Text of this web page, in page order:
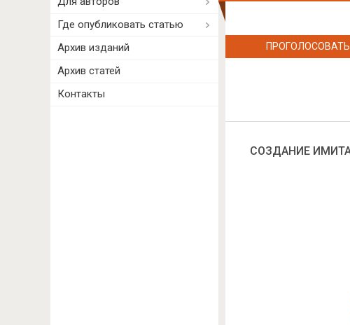
СОЗДАНИЕ
Где опубликовать статью
Архив изданий
Архив статей
Контакты